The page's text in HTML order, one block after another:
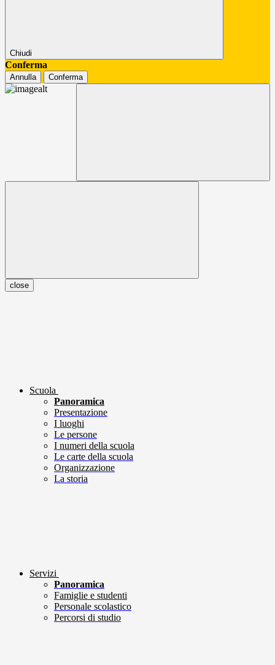
Chiudi
Conferma
Annulla Conferma
close
Scuola
Panoramica
Presentazione
I luoghi
Le persone
I numeri della scuola
Le carte della scuola
Organizzazione
La storia
Servizi
Panoramica
Famiglie e studenti
Personale scolastico
Percorsi di studio